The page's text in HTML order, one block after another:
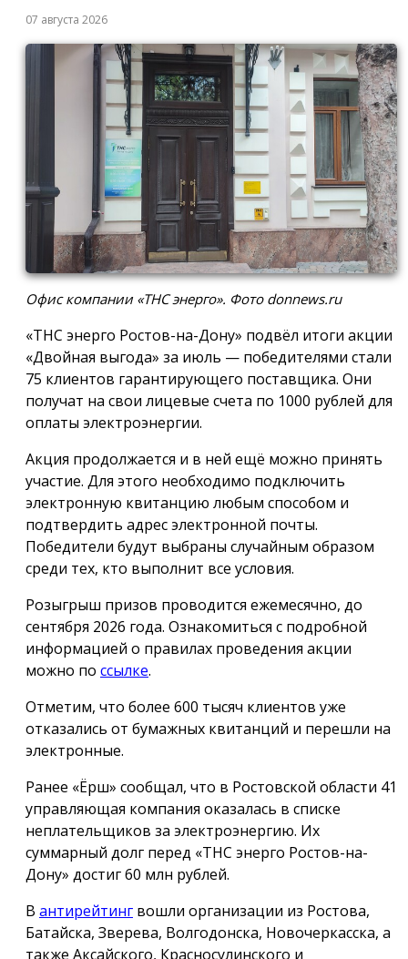
07 августа 2026
Офис компании «ТНС энерго». Фото donnews.ru
«ТНС энерго Ростов-на-Дону» подвёл итоги акции
«Двойная выгода» за июль — победителями стали
75 клиентов гарантирующего поставщика. Они
получат на свои лицевые счета по 1000 рублей для
оплаты электроэнергии.
Акция продолжается и в ней ещё можно принять
участие. Для этого необходимо подключить
электронную квитанцию любым способом и
подтвердить адрес электронной почты.
Победители будут выбраны случайным образом
среди тех, кто выполнит все условия.
Розыгрыш призов проводится ежемесячно, до
сентября 2026 года. Ознакомиться с подробной
информацией о правилах проведения акции
можно по ссылке.
Отметим, что более 600 тысяч клиентов уже
отказались от бумажных квитанций и перешли на
электронные.
Ранее «Ёрш» сообщал, что в Ростовской области 41
управляющая компания оказалась в списке
неплательщиков за электроэнергию. Их
суммарный долг перед «ТНС энерго Ростов-на-
Дону» достиг 60 млн рублей.
В антирейтинг вошли организации из Ростова,
Батайска, Зверева, Волгодонска, Новочеркасска, а
также Аксайского, Красносулинского и